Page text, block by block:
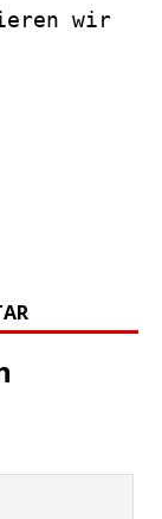
wir